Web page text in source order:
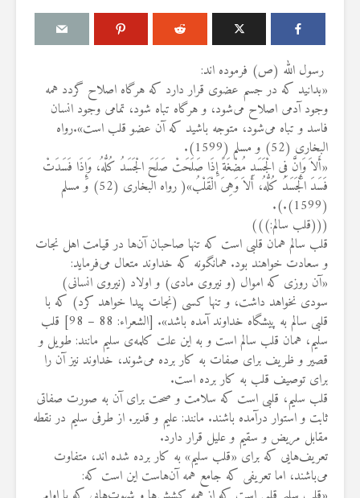
رسول الله (ص) فرموده اند:
«بدانید که در جسم عضوی قرار دارد که هرگاه اصلاح گردد همه
وجود آدمی اصلاح می‌شود، و هرگاه تباه شود، تمامی وجود انسان
فاسد و تباه می‌شود، متوجه باشید که آن عضو قلب است».رواه
البخاری (52) و مسلم (1599).
«أَلاَ وَإِنَّ فِى الْجَسَدِ مُضْغَةً إِذَا صَلَحَتْ صَلَحَ الْجَسَدُ كُلُّهُ، وَإِذَا فَسَدَتْ
فَسَدَ الْجَسَدُ كُلُّهُ، أَلاَ وَهِىَ الْقَلْبُ»( رواه البخاری (52) و مسلم
(1599).).
(((قلب سالم:)))
قلب سالم همان قلبی است که تنها صاحبان آن‌ها در قیامت اهل نجات
و سعادت خواهند بود. همانگونه که خداوند متعال می‌فرماید:
«آن روزی که اموال (و نیروی مادی) و اولاد (نیروی انسانی)
سودی نخواهد داشت، و تنها کسی (نجات پیدا خواهد کرد) که با
قلبی سالم به پیشگاه خداوند آمده باشد». [الشعراء: 88 – 98] قلب
سلیم، همان قلب سالم است و به این علت کلمه‌ی سلیم مانند: طویل و
قصیر و ظریف برای صفات به کار برده می‌شوند، خداوند نیز آن را
برای توصیف قلب به کار برده است.
قلب سلیم، قلبی است که سلامت و صحت برای آن به صورت صفاتی
ثابت و استوار درآمده باشند. مانند: علیم و قدیر. از طرفی سلیم در نقطه
مقابل مریض و سقیم و علیل قرار دارد.
تعریف‌هایی که برای «قلب سلیم» به کار برده شده اند، متفاوت
می‌باشند، اما تعریفی که جامع همه آن‌هاست این است که:
زن دیگری
حکم
مقصود از «کتاب مکنون»
در آیه ۷۸ سوره واقعه
17 جولای 2026
18 نمایش ها
آیا سوراخ کردن کشتی،
آینده داشت؟
8 جولای 2026
24 نمایش ها
منظور از «وَفق» و حکم
ساختن یا درخواست آن
4 جولای 2026
15 نمایش ها